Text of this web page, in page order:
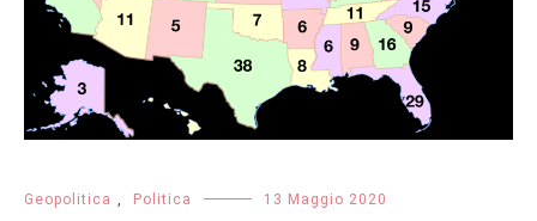
Geopolitica , Politica 13 Maggio 2020